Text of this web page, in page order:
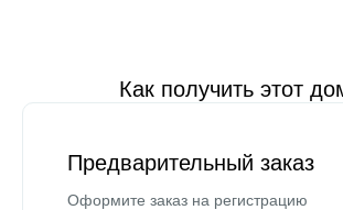
Как получить этот
Предварительный заказ
Оформите заказ на регистрацию